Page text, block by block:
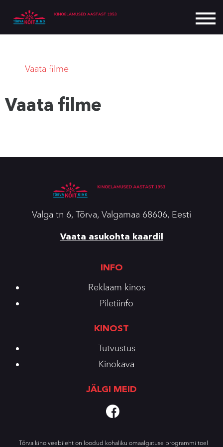
Vaata filme
Vaata filme
Valga tn 6, Tõrva, Valgamaa 68606, Eesti
Vaata asukohta kaardil
INFO
Reklaam kinos
Piletiinfo
KINOST
Tutvustus
Kinokava
JÄLGI MEID
Tõrva kino veebileht on loodud kohaliku omaalgatuse programmi toel